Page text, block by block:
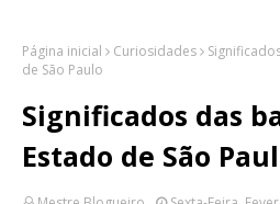
Página inicial Curiosidades
de São Paulo
Significados das
Estado de São